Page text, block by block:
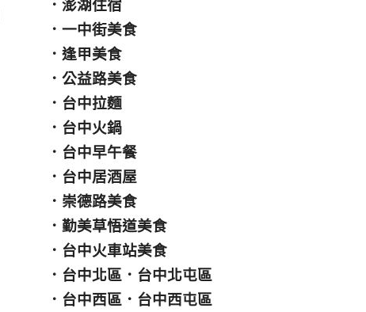
．澎湖住宿
．一中街美食
．逢甲美食
．公益路美食
． 台中拉麵
． 台中火鍋
． 台中早午餐
． 台中居酒屋
． 崇德路美食
．勤美草悟道美食
． 台中火車站美食
． 台中北區 ． 台中北屯區
． 台中西區 ． 台中西屯區